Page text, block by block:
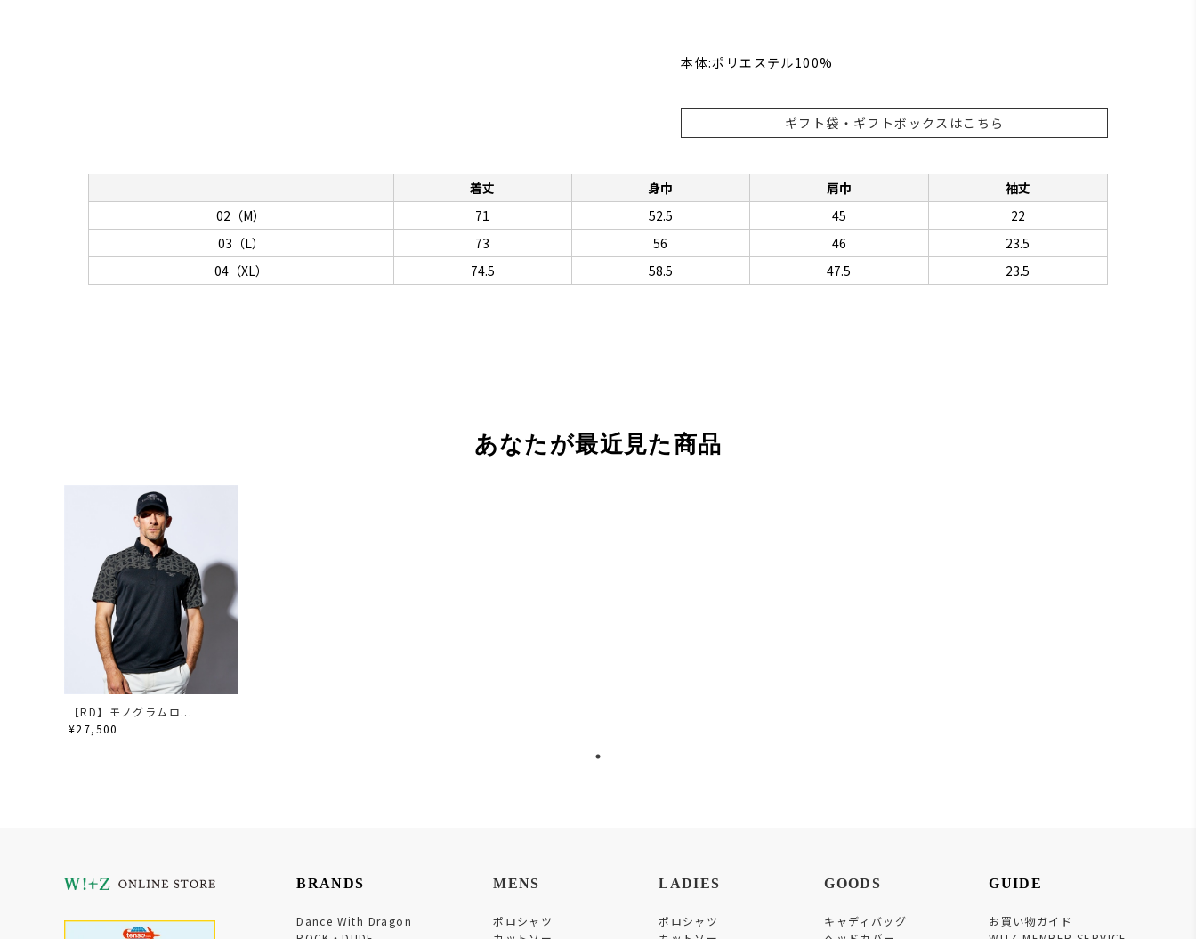
本体:ポリエステル100%
ギフト袋・ギフトボックスはこちら
着丈 身巾 肩巾
袖丈
02（M）
71 52.5 45
22
03（L）
73 56 46
23.5
04（XL）
74.5 58.5 47.5 23.5
あなたが最近見た商品
【RD】モノグラムロ...
¥27,500
BRANDS
Dance With Dragon
MENS
ポロシャツ
LADIES
ポロシャツ
GOODS
キャディバッグ
GUIDE
お買い物ガイド